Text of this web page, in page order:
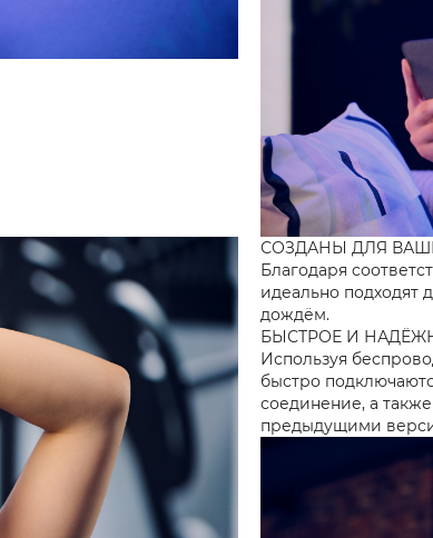
СОЗДАНЫ ДЛЯ
Благодаря
идеально подходят
дождём.
БЫСТРОЕ И
Используя
быстро
соединение, а
предыдущими